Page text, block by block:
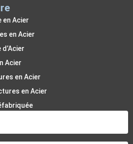
en Acier
en Acier
Acier
en Acier
en Acier